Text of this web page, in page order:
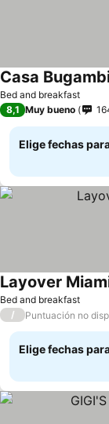
Bed and breakfast
Casa
8,1 Muy bueno
Elige fechas
Bed and breakfast
Layover
/ Puntuación no
Elige fechas